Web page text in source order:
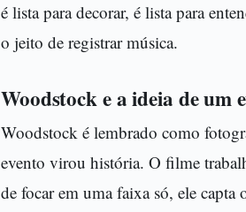
é lista para decorar, é lista para
o jeito de registrar música.
Woodstock e a ideia de um
Woodstock é lembrado como
evento virou história. O filme
de focar em uma faixa só, ele